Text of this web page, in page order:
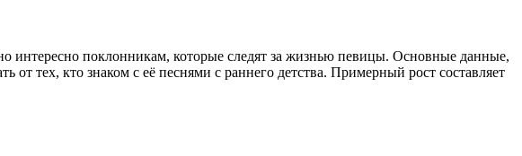
интересно поклонникам, которые следят за жизнью певицы. Основные данные,
тех, кто знаком с её песнями с раннего детства. Примерный рост составляет